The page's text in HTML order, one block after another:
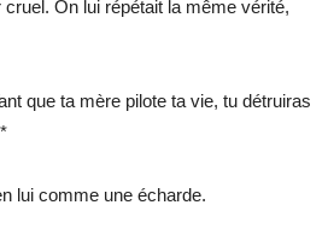
On lui répétait la même vérité,
que ta mère pilote ta vie, tu détruiras
lui comme une écharde.